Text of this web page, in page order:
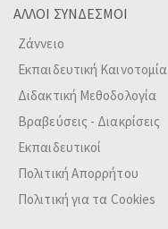
ΑΛΛΟΙ ΣΥΝΔΕΣΜΟΙ
Ζάννειο
Εκπαιδευτική Καινοτομία
Διδακτική Μεθοδολογία
Βραβεύσεις - Διακρίσεις
Εκπαιδευτικοί
Πολιτική Απορρήτου
Πολιτική για τα Cookies